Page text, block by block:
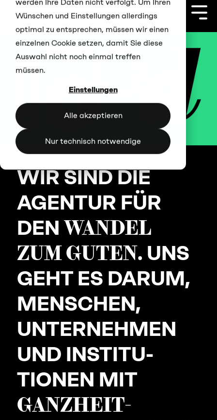
werden Ihre Daten nicht verfolgt. Um Ihren
Wünschen und Einstellungen allerdings
optimal zu entsprechen, müssen wir einen
einzelnen Cookie setzen, damit Sie diese
Auswahl nicht noch einmal treffen
müssen.
Einstellungen
Alle akzeptieren
Nur technisch notwendige
Zum
Hauptinhalt
WIR SIND DIE
AGENTUR FÜR
DENWANDEL
ZUM GUTEN. UNS
GEHT ES DARUM,
MEN­SCHEN,
UNTER­NEHMEN
UND INSTI­TU­
TIONEN MIT
GANZ­HEIT­